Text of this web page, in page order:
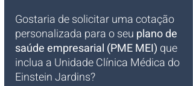
Gostaria de solicitar uma cotação
personalizada para o seu plano de
saúde empresarial (PME MEI) que
inclua a Unidade Clínica Médica do
Einstein Jardins?